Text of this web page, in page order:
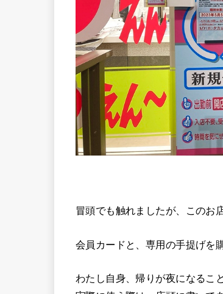
冒頭でも触れましたが、このお
会員カードと、専用の手提げを
わたし自身、帰りが夜になるこ